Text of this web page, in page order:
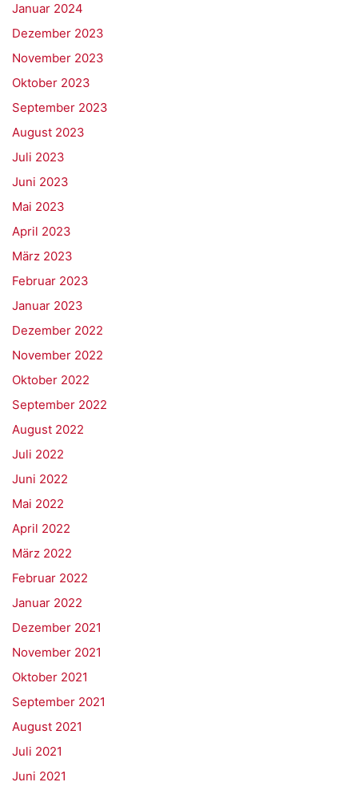
Januar 2024
Dezember 2023
November 2023
Oktober 2023
September 2023
August 2023
Juli 2023
Juni 2023
Mai 2023
April 2023
März 2023
Februar 2023
Januar 2023
Dezember 2022
November 2022
Oktober 2022
September 2022
August 2022
Juli 2022
Juni 2022
Mai 2022
April 2022
März 2022
Februar 2022
Januar 2022
Dezember 2021
November 2021
Oktober 2021
September 2021
August 2021
Juli 2021
Juni 2021